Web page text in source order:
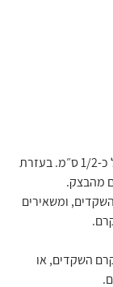
מרדדים את הבצק לעובי של כ-1/2 ס״מ. בעזרת
מהבצק.
ומשאירים
השקדים, או